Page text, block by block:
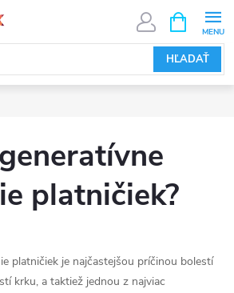
HĽADAŤ
KOŠÍK
platničiek?
platničiek je najčastejšou príčinou bolestí
krku, a taktiež jednou z najviac